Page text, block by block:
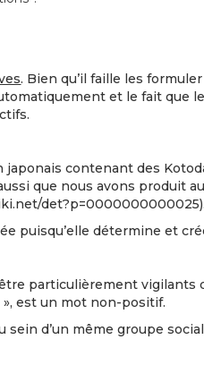
. Bien qu’il faille les
et le fait que
contenant des
que nous avons produit
det?p=0000000000025).
puisqu’elle détermine et
particulièrement vigilants
est un mot non-positif.
d’un même groupe